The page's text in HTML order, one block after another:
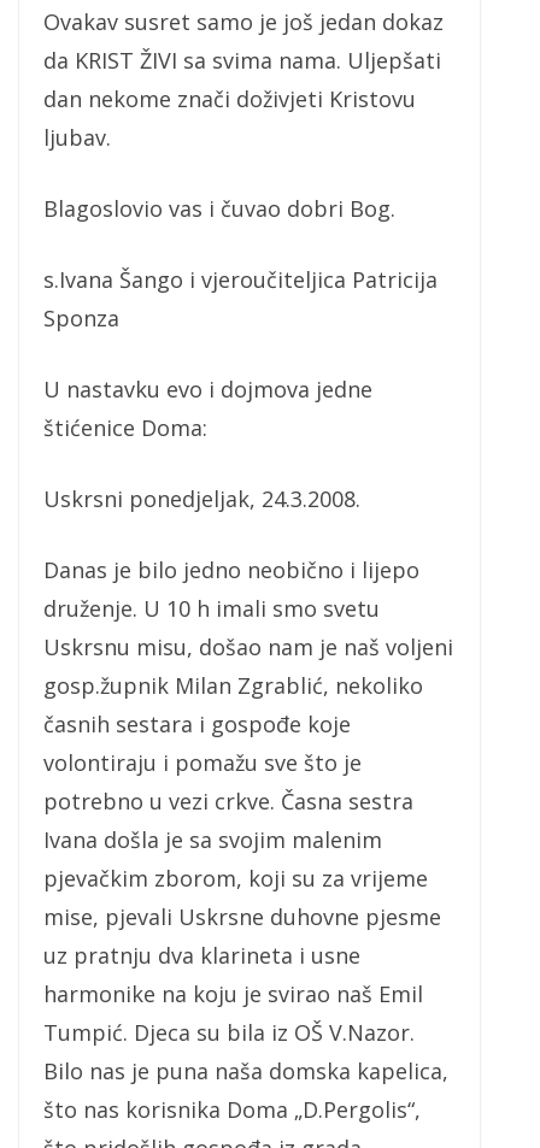
Ovakav susret samo je još jedan dokaz
da KRIST ŽIVI sa svima nama. Uljepšati
dan nekome znači doživjeti Kristovu
ljubav.
Blagoslovio vas i čuvao dobri Bog.
s.Ivana Šango i vjeroučiteljica Patricija
Sponza
U nastavku evo i dojmova jedne
štićenice Doma:
Uskrsni ponedjeljak, 24.3.2008.
Danas je bilo jedno neobično i lijepo
druženje. U 10 h imali smo svetu
Uskrsnu misu, došao nam je naš voljeni
gosp.župnik Milan Zgrablić, nekoliko
časnih sestara i gospođe koje
volontiraju i pomažu sve što je
potrebno u vezi crkve. Časna sestra
Ivana došla je sa svojim malenim
pjevačkim zborom, koji su za vrijeme
mise, pjevali Uskrsne duhovne pjesme
uz pratnju dva klarineta i usne
harmonike na koju je svirao naš Emil
Tumpić. Djeca su bila iz OŠ V.Nazor.
Bilo nas je puna naša domska kapelica,
što nas korisnika Doma „D.Pergolis“,